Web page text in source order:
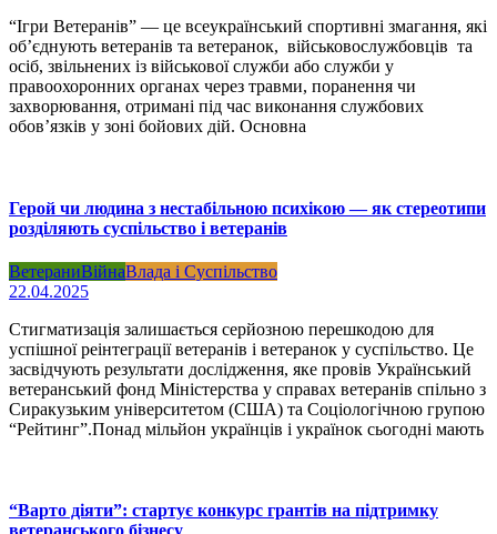
“Ігри Ветеранів” — це всеукраїнський спортивні змагання, які
об’єднують ветеранів та ветеранок, військовослужбовців та
осіб, звільнених із військової служби або служби у
правоохоронних органах через травми, поранення чи
захворювання, отримані під час виконання службових
обов’язків у зоні бойових дій. Основна
Герой чи людина з нестабільною психікою — як стереотипи
розділяють суспільство і ветеранів
ВетераниВійнаВлада і Суспільство
22.04.2025
Стигматизація залишається серйозною перешкодою для
успішної реінтеграції ветеранів і ветеранок у суспільство. Це
засвідчують результати дослідження, яке провів Український
ветеранський фонд Міністерства у справах ветеранів спільно з
Сиракузьким університетом (США) та Соціологічною групою
“Рейтинг”.Понад мільйон українців і українок сьогодні мають
“Варто діяти”: стартує конкурс грантів на підтримку
ветеранського бізнесу